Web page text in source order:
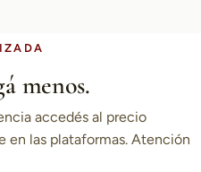
menos.
accedés al precio
en las plataformas. Atención